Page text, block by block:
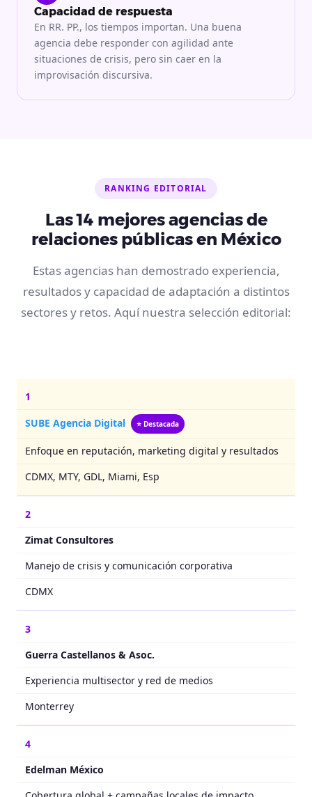
Capacidad de respuesta
En RR. PP., los tiempos importan. Una buena
agencia debe responder con agilidad ante
situaciones de crisis, pero sin caer en la
improvisación discursiva.
RANKING EDITORIAL
Las 14 mejores agencias de
relaciones públicas en México
Estas agencias han demostrado experiencia,
resultados y capacidad de adaptación a distintos
sectores y retos. Aquí nuestra selección editorial:
1
SUBE Agencia Digital
⭐ Destacada
Enfoque en reputación, marketing digital y resultados
CDMX, MTY, GDL, Miami, Esp
2
Zimat Consultores
Manejo de crisis y comunicación corporativa
CDMX
3
Guerra Castellanos & Asoc.
Experiencia multisector y red de medios
Monterrey
4
Edelman México